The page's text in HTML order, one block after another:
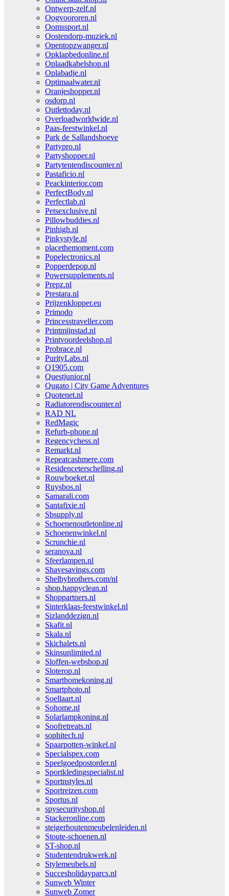
Ontwerp-zelf.nl
Oogvoororen.nl
Oomssport.nl
Oostendorp-muziek.nl
Opentopzwanger.nl
Opklapbedonline.nl
Oplaadkabelshop.nl
Oplabadje.nl
Optimaalwater.nl
Oranjeshopper.nl
osdorp.nl
Outlettoday.nl
Overloadworldwide.nl
Paas-feestwinkel.nl
Park de Sallandshoeve
Partypro.nl
Partyshopper.nl
Partytentendiscounter.nl
Pastaficio.nl
Peackinterior.com
PerfectBody.nl
Perfectlab.nl
Petsexclusive.nl
Pillowbuddies.nl
Pinhigh.nl
Pinkystyle.nl
placethemoment.com
Popelectronics.nl
Popperdepop.nl
Powersupplements.nl
Prepz.nl
Prestara.nl
Prijzenklopper.eu
Primodo
Princesstraveller.com
Printmijnstad.nl
Printvoordeelshop.nl
Probrace.nl
PurityLabs.nl
Q1905.com
Questjunior.nl
Qugato | City Game Adventures
Quotenet.nl
Radiatorendiscounter.nl
RAD NL
RedMagic
Refurb-phone.nl
Regencychess.nl
Remarkt.nl
Repeatcashmere.com
Residenceterschelling.nl
Rouwboeket.nl
Ruysbos.nl
Samarali.com
Santafixie.nl
Sbsupply.nl
Schoenenoutletonline.nl
Schoenenwinkel.nl
Scrunchie.nl
seranova.nl
Sfeerlampen.nl
Shavesavings.com
Shelbybrothers.com/nl
shop.happyclean.nl
Shoppartners.nl
Sinterklaas-feestwinkel.nl
Sizlanddezign.nl
Skafit.nl
Skala.nl
Skichalets.nl
Skinsunlimited.nl
Sloffen-webshop.nl
Sloterop.nl
Smarthomekoning.nl
Smartphoto.nl
Soellaart.nl
Sohome.nl
Solarlampkoning.nl
Soofretreats.nl
sophitech.nl
Spaarpotten-winkel.nl
Specialspex.com
Speelgoedpostorder.nl
Sportkledingspecialist.nl
Sportnstyles.nl
Sportreizen.com
Sportus.nl
spysecurityshop.nl
Stackeronline.com
steigerhoutenmeubelenleiden.nl
Stoute-schoenen.nl
ST-shop.nl
Studentendrukwerk.nl
Stylemeubels.nl
Succesholidayparcs.nl
Sunweb Winter
Sunweb Zomer